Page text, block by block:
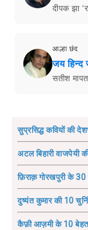
दीपक झा
आल्हा छंद
जय हिन्द
सतीश
सुप्रसिद्ध कवियों की
अटल बिहारी वाजपेयी
फ़िराक़ गोरखपुरी के
दुष्यंत कुमार की 10
कैफ़ी आज़मी के 10